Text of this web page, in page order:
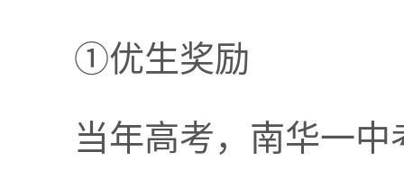
①优生奖励
当年高考，南华一